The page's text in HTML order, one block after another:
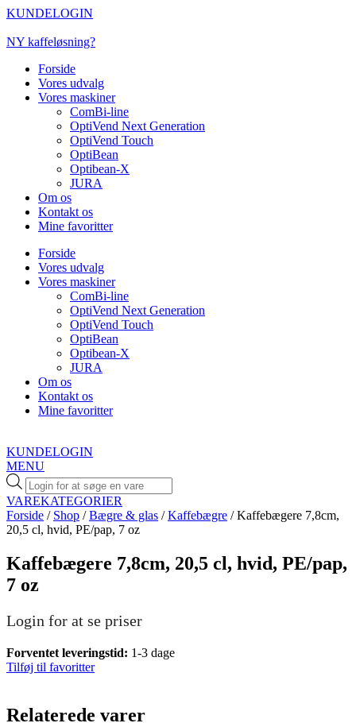
Videre
indhold
KUNDELOGIN
NY kaffeløsning?
Forside
Vores udvalg
Vores maskiner
ComBi-line
OptiVend Next Generation
OptiVend Touch
OptiBean
Optibean-X
JURA
Om os
Kontakt os
Mine favoritter
Forside
Vores udvalg
Vores maskiner
ComBi-line
OptiVend Next Generation
OptiVend Touch
OptiBean
Optibean-X
JURA
Om os
Kontakt os
Mine favoritter
KUNDELOGIN
MENU
Products
search
VAREKATEGORIER
Forside / Shop /Bægre & glas /Kaffebægre / Kaffebægere 7,8cm,
20,5 cl, hvid, PE/pap, 7 oz
Kaffebægere 7,8cm, 20,5 cl, hvid, PE/pap,
7 oz
Login for at se priser
Forventet leveringstid: 1-3 dage
Tilføj til favoritter
Relaterede varer